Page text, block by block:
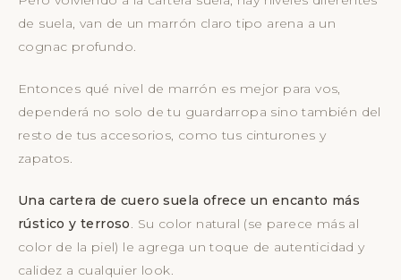
de suela, van de un marrón claro tipo arena a un
cognac profundo.
Entonces qué nivel de marrón es mejor para vos,
dependerá no solo de tu guardarropa sino también del
resto de tus accesorios, como tus cinturones y
zapatos.
Una cartera de cuero suela ofrece un encanto más
rústico y terroso. Su color natural (se parece más al
color de la piel) le agrega un toque de autenticidad y
calidez a cualquier look.